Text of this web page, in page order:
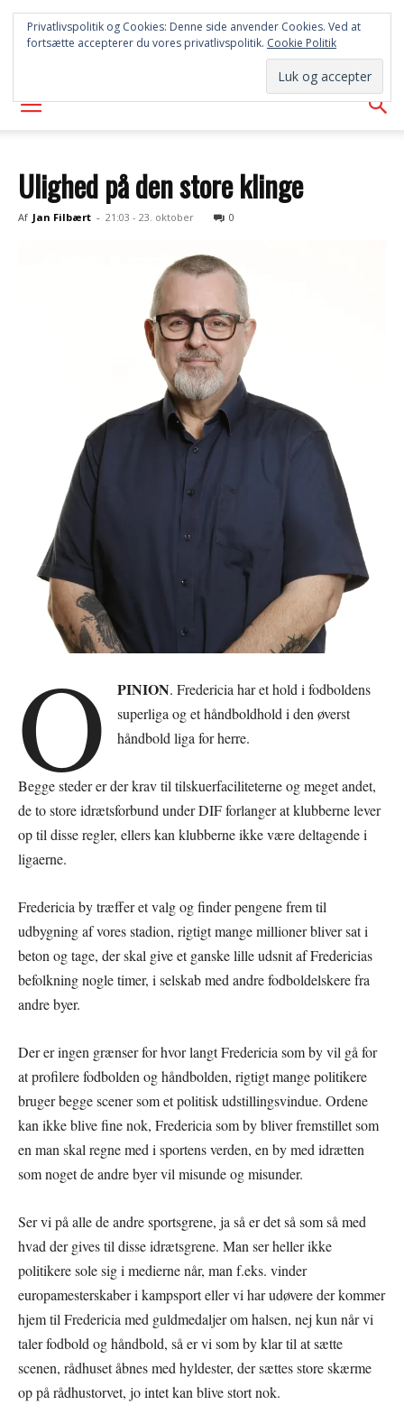
SYD
AVISEN
Ulighed på den store klinge
Af Jan Filbært - 21:03 - 23. oktober 0
O PINION. Fredericia har et hold i fodboldens
superliga og et håndboldhold i den øverst
håndbold liga for herre.
Begge steder er der krav til tilskuerfaciliteterne og meget andet,
de to store idrætsforbund under DIF forlanger at klubberne lever
op til disse regler, ellers kan klubberne ikke være deltagende i
ligaerne.
Fredericia by træffer et valg og finder pengene frem til
udbygning af vores stadion, rigtigt mange millioner bliver sat i
beton og tage, der skal give et ganske lille udsnit af Fredericias
befolkning nogle timer, i selskab med andre fodboldelskere fra
andre byer.
Der er ingen grænser for hvor langt Fredericia som by vil gå for
at profilere fodbolden og håndbolden, rigtigt mange politikere
bruger begge scener som et politisk udstillingsvindue. Ordene
kan ikke blive fine nok, Fredericia som by bliver fremstillet som
en man skal regne med i sportens verden, en by med idrætten
som noget de andre byer vil misunde og misunder.
Ser vi på alle de andre sportsgrene, ja så er det så som så med
hvad der gives til disse idrætsgrene. Man ser heller ikke
politikere sole sig i medierne når, man f.eks. vinder
europamesterskaber i kampsport eller vi har udøvere der kommer
hjem til Fredericia med guldmedaljer om halsen, nej kun når vi
taler fodbold og håndbold, så er vi som by klar til at sætte
scenen, rådhuset åbnes med hyldester, der sættes store skærme
op på rådhustorvet, jo intet kan blive stort nok.
Privatlivspolitik og Cookies: Denne side anvender Cookies. Ved at
fortsætte accepterer du vores privatlivspolitik. Cookie Politik